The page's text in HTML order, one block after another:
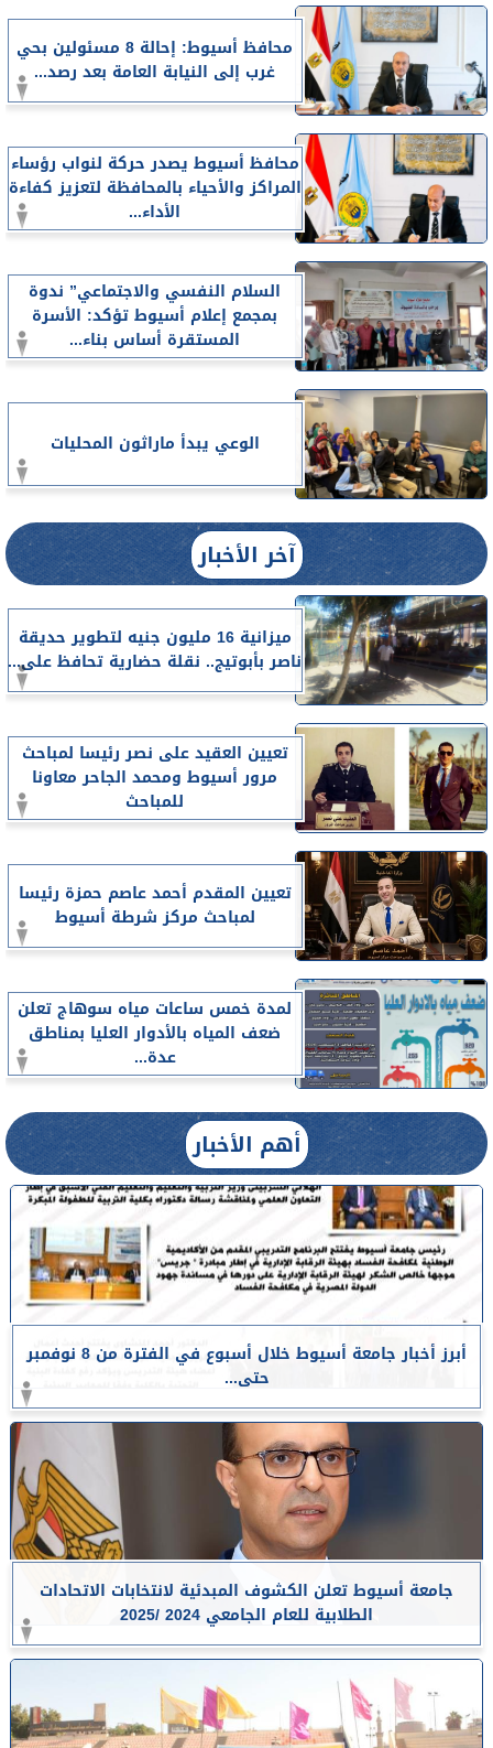
محافظ أسيوط: إحالة 8 مسئولين بحي
غرب إلى النيابة العامة بعد رصد...
محافظ أسيوط يصدر حركة لنواب رؤساء
المراكز والأحياء بالمحافظة لتعزيز كفاءة
الأداء...
السلام النفسي والاجتماعي” ندوة
بمجمع إعلام أسيوط تؤكد: الأسرة
المستقرة أساس بناء...
الوعي يبدأ ماراثون المحليات
آخر الأخبار
ميزانية 16 مليون جنيه لتطوير حديقة
ناصر بأبوتيج.. نقلة حضارية تحافظ على...
تعيين العقيد على نصر رئيسا لمباحث
مرور أسيوط ومحمد الجاحر معاونا
للمباحث
تعيين المقدم أحمد عاصم حمزة رئيسا
لمباحث مركز شرطة أسيوط
لمدة خمس ساعات مياه سوهاج تعلن
ضعف المياه بالأدوار العليا بمناطق
عدة...
أهم الأخبار
أبرز أخبار جامعة أسيوط خلال أسبوع في الفترة من 8 نوفمبر
حتى...
جامعة أسيوط تعلن الكشوف المبدئية لانتخابات الاتحادات
الطلابية للعام الجامعي 2024 /2025